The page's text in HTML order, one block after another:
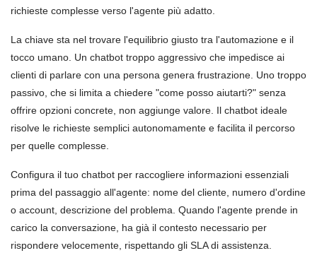
richieste complesse verso l'agente più adatto.
La chiave sta nel trovare l'equilibrio giusto tra l'automazione e il
tocco umano. Un chatbot troppo aggressivo che impedisce ai
clienti di parlare con una persona genera frustrazione. Uno troppo
passivo, che si limita a chiedere "come posso aiutarti?" senza
offrire opzioni concrete, non aggiunge valore. Il chatbot ideale
risolve le richieste semplici autonomamente e facilita il percorso
per quelle complesse.
Configura il tuo chatbot per raccogliere informazioni essenziali
prima del passaggio all'agente: nome del cliente, numero d'ordine
o account, descrizione del problema. Quando l'agente prende in
carico la conversazione, ha già il contesto necessario per
rispondere velocemente, rispettando gli SLA di assistenza.